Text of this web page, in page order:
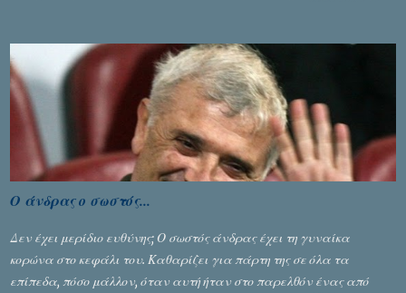
Ζέρβα με την πορεία τους που ολοκληρώθηκε με τη νίκη τους στον
τελικό επί της Λιθουανίας, υπάρχουν και τα δυσάρεστα. Τα πολύ
δυσάρεστα...
Ο άνδρας ο σωστός...
Δεν έχει μερίδιο ευθύνης; Ο σωστός άνδρας έχει τη γυναίκα
κορώνα στο κεφάλι του. Καθαρίζει για πάρτη της σε όλα τα
επίπεδα, πόσο μάλλον, όταν αυτή ήταν στο παρελθόν ένας από